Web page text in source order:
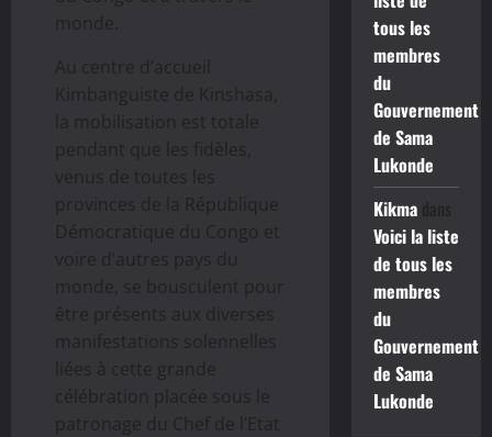
monde.
Au centre d’accueil
Kimbanguiste de Kinshasa,
la mobilisation est totale
pendant que les fidèles,
venus de toutes les
provinces de la République
Démocratique du Congo et
voire d’autres pays du
monde, se bousculent pour
être présents aux diverses
manifestations solennelles
liées à cette grande
célébration placée sous le
patronage du Chef de l’Etat
tous les
membres
du
Gouvernement
de Sama
Lukonde
Kikmadans
Voici la liste
de tous les
membres
du
Gouvernement
de Sama
Lukonde